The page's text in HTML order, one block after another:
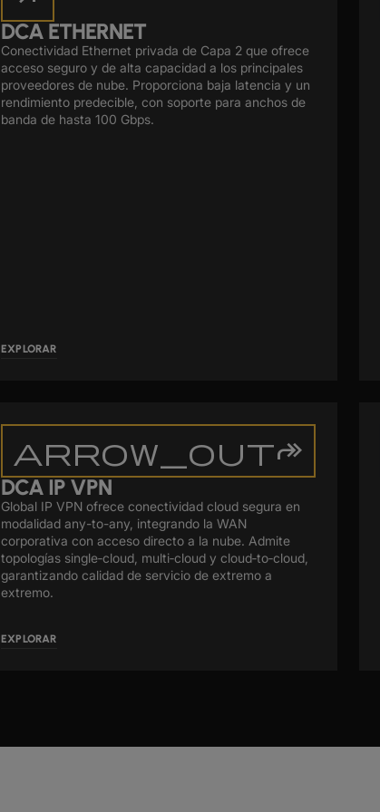
DCA ETHERNET
Conectividad Ethernet privada de Capa 2 que ofrece
acceso seguro y de alta capacidad a los principales
proveedores de nube. Proporciona baja latencia y un
rendimiento predecible, con soporte para anchos de
banda de hasta 100 Gbps.
EXPLORAR
arrow_outforward
DCA IP VPN
Global IP VPN ofrece conectividad cloud segura en
modalidad any-to-any, integrando la WAN
corporativa con acceso directo a la nube. Admite
topologías single‑cloud, multi‑cloud y cloud‑to‑cloud,
garantizando calidad de servicio de extremo a
extremo.
EXPLORAR